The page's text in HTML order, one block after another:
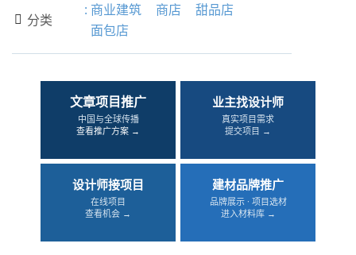
 分类
: 商业建筑 商店
甜品店
面包店
文章项目推广
中国与全球传播
查看推广方案 →
业主找设计师
真实项目需求
提交项目 →
设计师接项目
在线项目
查看机会 →
建材品牌推广
品牌展示 · 项目选材
进入材料库 →